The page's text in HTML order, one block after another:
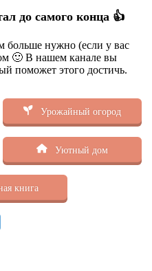
до самого конца 👍
больше нужно (если у вас
🙂 В нашем канале вы
поможет этого достичь.
Урожайный огород
Уютный дом
книга